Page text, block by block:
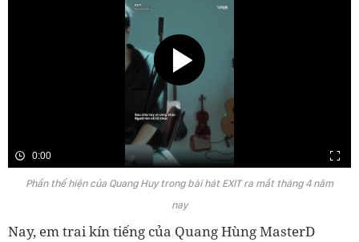
0:00
Phần thể hiện của Quang Huy trong bài hát EXIT ra mắt tháng 4 năm
nay
Nay, em trai kín tiếng của Quang Hùng MasterD